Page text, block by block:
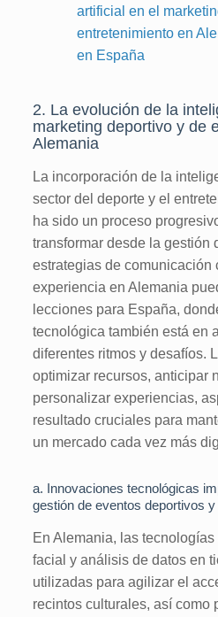
artificial en el
entretenimiento en
en España
2. La evolución de la
marketing deportivo y de
Alemania
La incorporación de la
sector del deporte y el
ha sido un proceso
transformar desde la gestión
estrategias de comunicación
experiencia en Alemania
lecciones para España,
tecnológica también está en
diferentes ritmos y desafíos.
optimizar recursos, anticipar
personalizar experiencias,
resultado cruciales para
un mercado cada vez más
a. Innovaciones tecnológicas
gestión de eventos deportivos
En Alemania, las
facial y análisis de datos en
utilizadas para agilizar el
recintos culturales, así como